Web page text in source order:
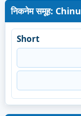
निकनेम समूह: Chinu
Short